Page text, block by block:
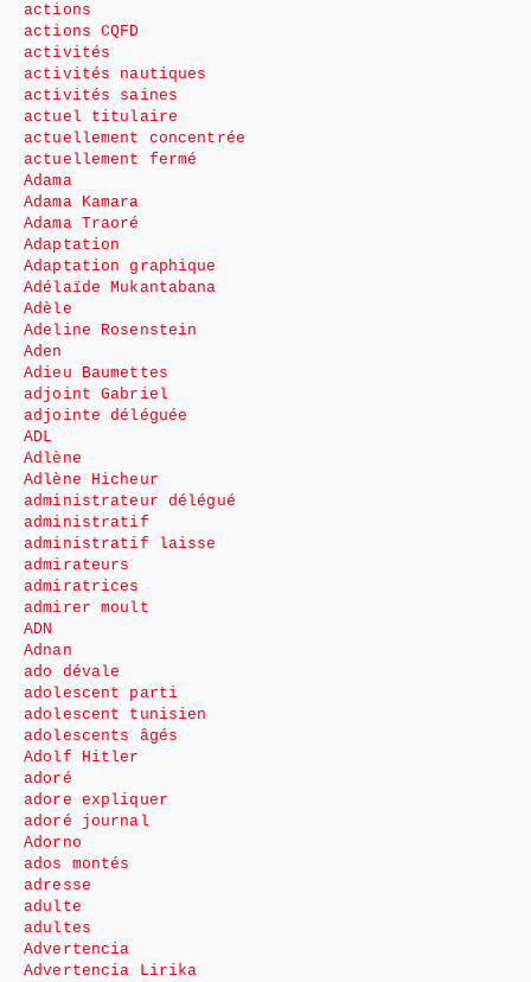
actions
actions CQFD
activités
activités nautiques
activités saines
actuel titulaire
actuellement concentrée
actuellement fermé
Adama
Adama Kamara
Adama Traoré
Adaptation
Adaptation graphique
Adélaïde Mukantabana
Adèle
Adeline Rosenstein
Aden
Adieu Baumettes
adjoint Gabriel
adjointe déléguée
ADL
Adlène
Adlène Hicheur
administrateur délégué
administratif
administratif laisse
admirateurs
admiratrices
admirer moult
ADN
Adnan
ado dévale
adolescent parti
adolescent tunisien
adolescents âgés
Adolf Hitler
adoré
adore expliquer
adoré journal
Adorno
ados montés
adresse
adulte
adultes
Advertencia
Advertencia Lirika